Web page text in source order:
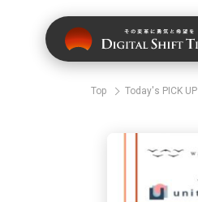
Top Today's PICK UP